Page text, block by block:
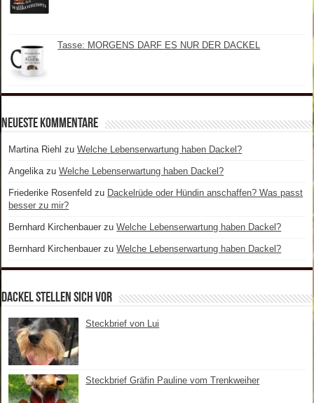
Tasse: MORGENS DARF ES NUR DER DACKEL
Neueste Kommentare
Martina Riehl zuWelche Lebenserwartung haben Dackel?
Angelika zuWelche Lebenserwartung haben Dackel?
Friederike Rosenfeld zu Dackelrüde oder Hündin anschaffen? Was passt
besser zu mir?
Bernhard Kirchenbauer zuWelche Lebenserwartung haben Dackel?
Bernhard Kirchenbauer zuWelche Lebenserwartung haben Dackel?
Dackel stellen sich vor
Steckbrief von Lui
Steckbrief Gräfin Pauline vom Trenkweiher